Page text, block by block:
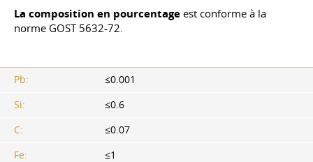
La composition en pourcentage est conforme à la
norme GOST 5632-72.
Pb:
≤0.001
Si:
≤0.6
C:
≤0.07
Fe:
≤1